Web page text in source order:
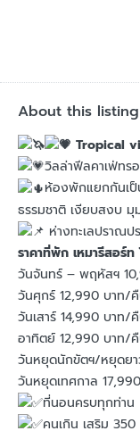
About this listing
Tropical
วิลล่าฟีลคาเฟ่ทร
ห้องพักแยกกันเป็
ธรรมชาติ เงียบสงบ มุ
ห่างทะเลปราณป
ราคาที่พัก เหมารีสอร์
วันจันทร์ – พฤหัสฯ
วันศุกร์ 12,990 บาท/
วันเสาร์ 14,990 บาท/
อาทิตย์ 12,990 บาท/
วันหยุดนักขัตฯ/หยุดย
วันหยุดเทศกาล
ที่นอนครบทุกท่าน
คนเกิน เสริม